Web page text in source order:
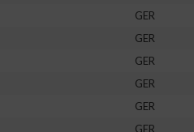
GER
GER
GER
GER
GER
GER